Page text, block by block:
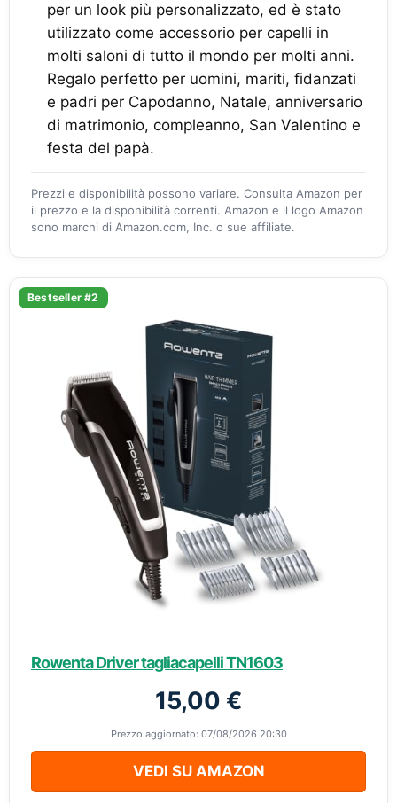
per un look più personalizzato, ed è stato
utilizzato come accessorio per capelli in
molti saloni di tutto il mondo per molti anni.
Regalo perfetto per uomini, mariti, fidanzati
e padri per Capodanno, Natale, anniversario
di matrimonio, compleanno, San Valentino e
festa del papà.
Prezzi e disponibilità possono variare. Consulta Amazon per
il prezzo e la disponibilità correnti. Amazon e il logo Amazon
sono marchi di Amazon.com, Inc. o sue affiliate.
Bestseller #2
Rowenta Driver tagliacapelli TN1603
15,00 €
Prezzo aggiornato: 07/08/2026 20:30
VEDI SU AMAZON